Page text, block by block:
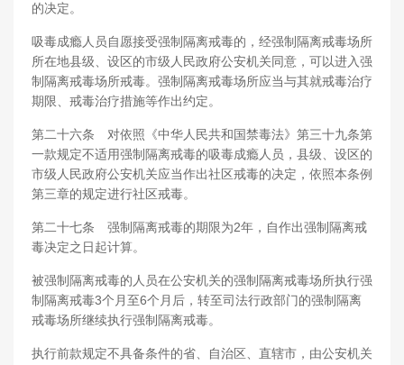
的决定。
吸毒成瘾人员自愿接受强制隔离戒毒的，经强制隔离戒毒场所
所在地县级、设区的市级人民政府公安机关同意，可以进入强
制隔离戒毒场所戒毒。强制隔离戒毒场所应当与其就戒毒治疗
期限、戒毒治疗措施等作出约定。
第二十六条 对依照《中华人民共和国禁毒法》第三十九条第
一款规定不适用强制隔离戒毒的吸毒成瘾人员，县级、设区的
市级人民政府公安机关应当作出社区戒毒的决定，依照本条例
第三章的规定进行社区戒毒。
第二十七条 强制隔离戒毒的期限为2年，自作出强制隔离戒
毒决定之日起计算。
被强制隔离戒毒的人员在公安机关的强制隔离戒毒场所执行强
制隔离戒毒3个月至6个月后，转至司法行政部门的强制隔离
戒毒场所继续执行强制隔离戒毒。
执行前款规定不具备条件的省、自治区、直辖市，由公安机关